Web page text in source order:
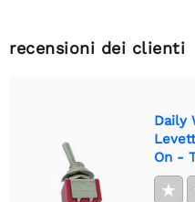
recensioni dei clienti
Daily
On -
★